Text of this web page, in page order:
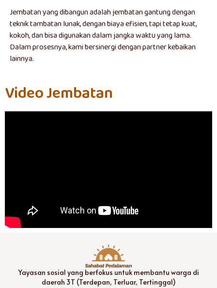
Jembatan yang dibangun adalah jembatan gantung dengan
teknik tambatan lunak, dengan biaya efisien, tapi tetap kuat,
kokoh, dan bisa digunakan dalam jangka waktu yang lama.
Dalam prosesnya, kami bersinergi dengan partner kebaikan
lainnya.
Video Jembatan
Yayasan sosial yang berfokus untuk membantu warga di
daerah 3T (Terdepan, Terluar, Tertinggal)